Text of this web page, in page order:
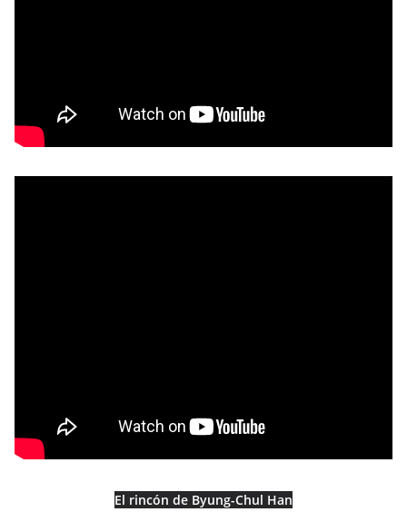
El rincón de Byung-Chul Han